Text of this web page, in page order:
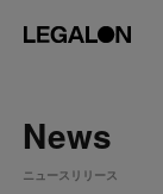
About
News
ニュースリリース